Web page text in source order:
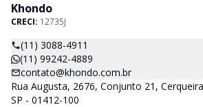
Khondo
CRECI: 12735J
(11) 3088-4911
(11) 99242-4889
contato@khondo.com.br
Rua Augusta, 2676, Conjunto 21,
SP - 01412-100